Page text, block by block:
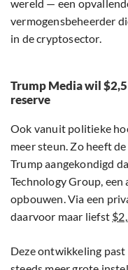
wereld — een
vermogensbeheerder
in de cryptosector.
Trump Media wil
reserve
Ook vanuit politieke
meer steun. Zo heeft
Trump aangekondigd
Technology Group,
opbouwen. Via een
daarvoor maar liefst
Deze ontwikkeling